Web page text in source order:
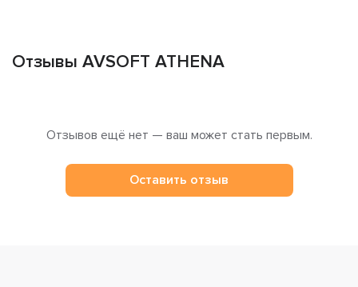
Отзывы AVSOFT ATHENA
Отзывов ещё нет — ваш может стать первым.
Оставить отзыв